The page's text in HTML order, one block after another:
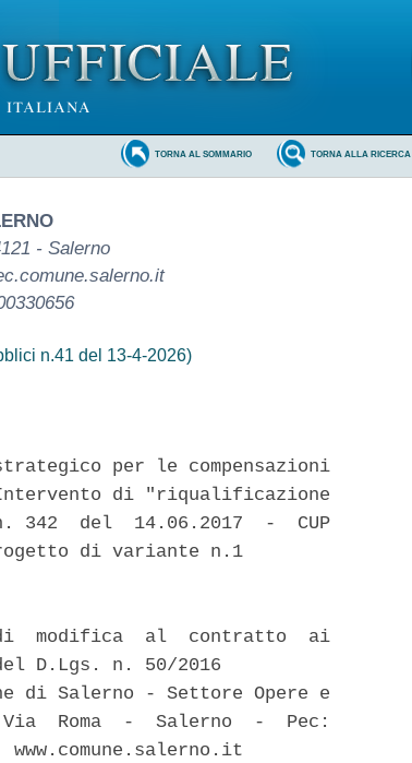
TORNA ALLA RICERCA
TORNA AL SOMMARIO
- Salerno
n.41 del 13-4-2026)
per le compensazioni
di "riqualificazione
342  del  14.06.2017  -  CUP
di variante n.1
modifica  al  contratto  ai
D.Lgs. n. 50/2016
di Salerno - Settore Opere e
Roma  -  Salerno  -  Pec: